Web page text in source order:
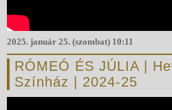
2025. január 25. (szombat) 10:11
RÓMEÓ ÉS JÚLIA |
Színház | 2024-25